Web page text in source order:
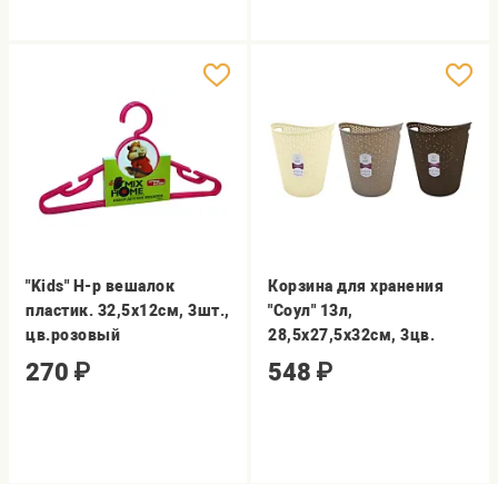
"Kids" Н-р вешалок
пластик. 32,5х12см, 3шт.,
цв.розовый
270 ₽
Корзина для хранения
"Соул" 13л,
28,5х27,5х32см, 3цв.
548 ₽